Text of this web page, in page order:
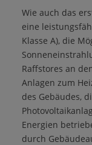
Wie auch das
eine
Klasse A), die
Raffstores an
Anlagen zum
des Gebäudes,
Energien
durch